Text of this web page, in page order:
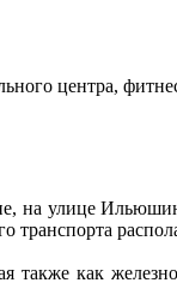
центра,
на улице
транспорта
также как